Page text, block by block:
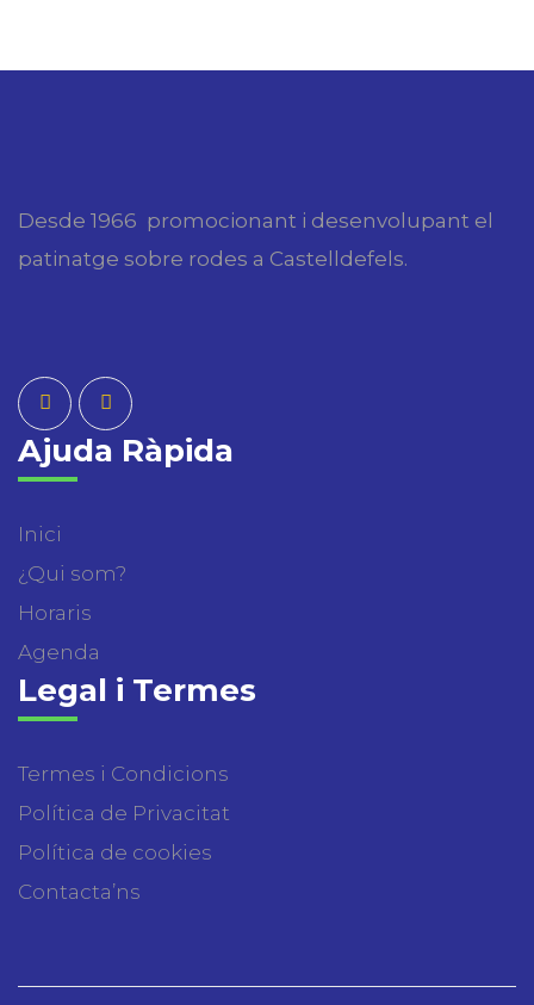
Desde 1966 promocionant i desenvolupant el
patinatge sobre rodes a Castelldefels.
Ajuda Ràpida
Inici
¿Qui som?
Horaris
Agenda
Legal i Termes
Termes i Condicions
Política de Privacitat
Política de cookies
Contacta’ns